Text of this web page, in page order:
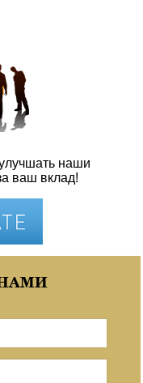
наши
ваш вклад!